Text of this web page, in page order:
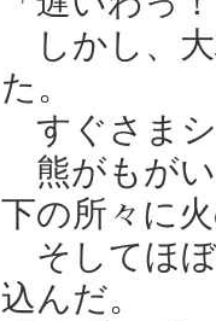
しかし、大
た。
すぐさまシ
熊がもがい
下の所々に
そしてほぼ
込んだ。